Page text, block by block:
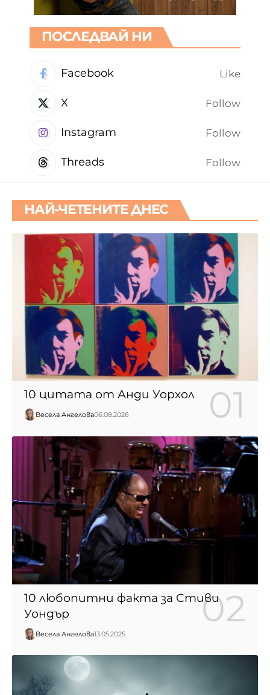
ПОСЛЕДВАЙ НИ
Facebook Like
X Follow
Instagram Follow
Threads Follow
НАЙ-ЧЕТЕНИТЕ ДНЕС
10 цитата от Анди Уорхол
Весела Ангелова06.08.2026
10 любопитни факта за Стиви
Уондър
Весела Ангелова13.05.2025